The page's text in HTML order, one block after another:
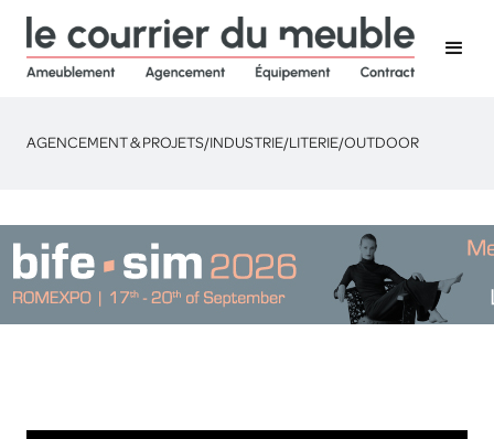
AGENCEMENT & PROJETS/INDUSTRIE/LITERIE/OUTDOOR